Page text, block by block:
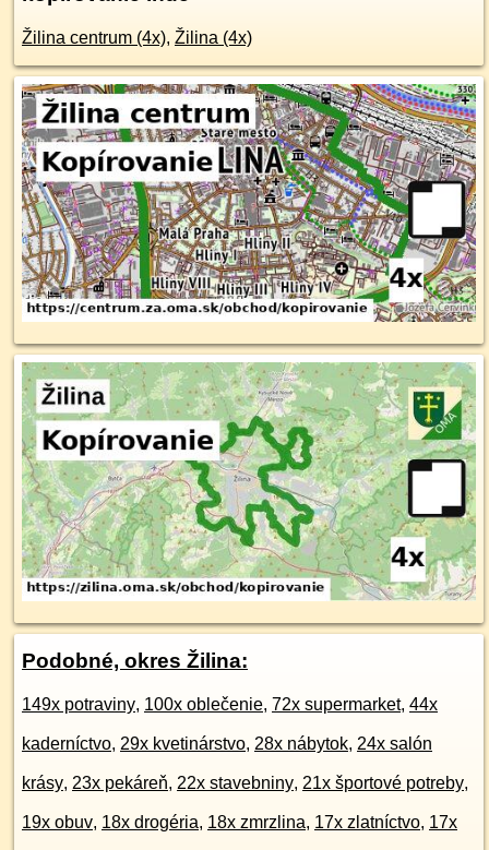
Žilina centrum (4x), Žilina (4x)
Podobné, okres Žilina:
149x potraviny, 100x oblečenie, 72x supermarket, 44x
kaderníctvo, 29x kvetinárstvo, 28x nábytok, 24x salón
krásy, 23x pekáreň, 22x stavebniny, 21x športové potreby,
19x obuv, 18x drogéria, 18x zmrzlina, 17x zlatníctvo, 17x